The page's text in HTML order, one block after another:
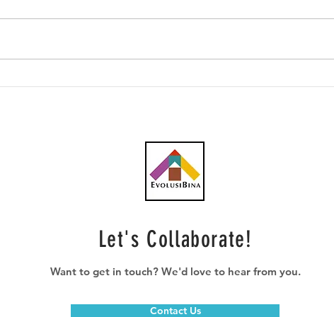
Let's Collaborate!
Want to get in touch? We'd love to hear from you.
Contact Us